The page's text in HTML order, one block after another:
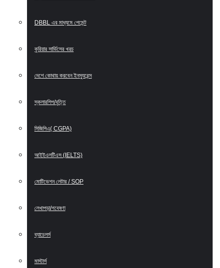
DBBL এর মাধ্যমে পেমেন্ট
কুরিয়ার সার্ভিসের খরচ
দেশে কোথায় করবেন ইনস্যুরেন্স
স্কলারশিপ/বৃত্তি
সিজিপিএ( CGPA)
আইইএলটিএস (IELTS)
মোটিভেশন লেটার / SOP
লেখাপড়া/গবেষণা
ব্যাচেলর্স
মাস্টার্স